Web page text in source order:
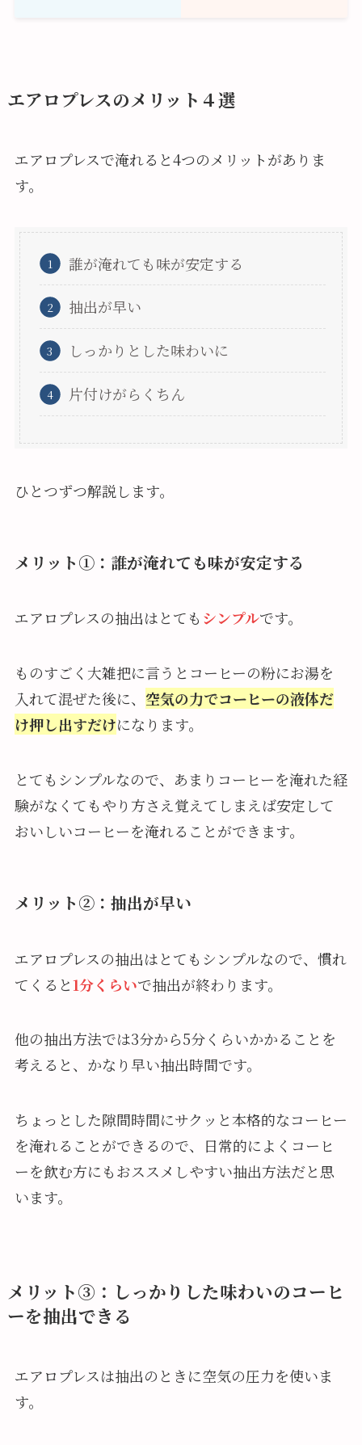
エアロプレスのメリット４選
エアロプレスで淹れると4つのメリットがありま
す。
誰が淹れても味が安定する
抽出が早い
しっかりとした味わいに
片付けがらくちん
ひとつずつ解説します。
メリット①：誰が淹れても味が安定する
エアロプレスの抽出はとても シンプルです。
ものすごく大雑把に言うとコーヒーの粉にお湯を
入れて混ぜた後に、 空気の力でコーヒーの液体だ
け押し出すだけになります。
とてもシンプルなので、あまりコーヒーを淹れた経
験がなくてもやり方さえ覚えてしまえば安定して
おいしいコーヒーを淹れることができます。
メリット②：抽出が早い
エアロプレスの抽出はとてもシンプルなので、慣れ
てくると1分くらいで抽出が終わります。
他の抽出方法では3分から5分くらいかかることを
考えると、かなり早い抽出時間です。
ちょっとした隙間時間にサクッと本格的なコーヒー
を淹れることができるので、日常的によくコーヒ
ーを飲む方にもおススメしやすい抽出方法だと思
います。
メリット③：しっかりした味わいのコーヒ
ーを抽出できる
エアロプレスは抽出のときに空気の圧力を使いま
す。